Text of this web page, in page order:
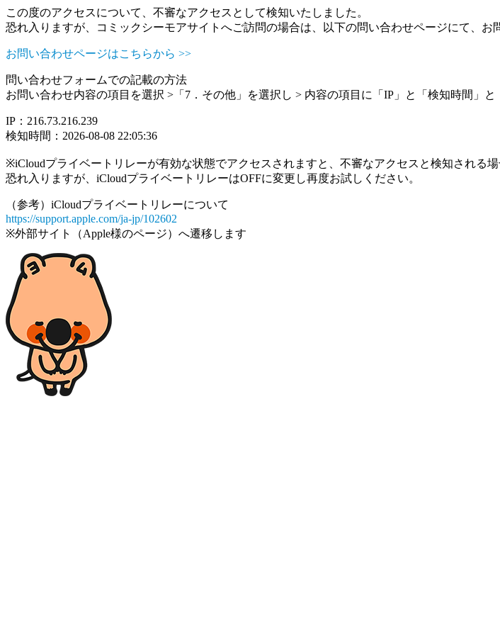
この度のアクセスについて、不審なアクセスとして検知いたしました。
恐れ入りますが、コミックシーモアサイトへご訪問の場合は、以下の問い合わせページにて、お
お問い合わせページはこちらから >>
問い合わせフォームでの記載の方法
お問い合わせ内容の項目を選択 >「7．その他」を選択し > 内容の項目に「IP」と「検知時間」
IP：216.73.216.239
検知時間：2026-08-08 22:05:36
※iCloudプライベートリレーが有効な状態でアクセスされますと、不審なアクセスと検知される場
恐れ入りますが、iCloudプライベートリレーはOFFに変更し再度お試しください。
（参考）iCloudプライベートリレーについて
https://support.apple.com/ja-jp/102602
※外部サイト（Apple様のページ）へ遷移します